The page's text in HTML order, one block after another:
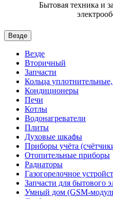
Бытовая техника и
Везде
Везде
Вторичный
Запчасти
Кольца
Кондиционеры
Печи
Котлы
Водонагреватели
Плиты
Духовые шкафы
Приборы учёта
Отопительные приборы
Радиаторы
Газогорелочное
Запчасти для бытового
Умный дом (GSM-